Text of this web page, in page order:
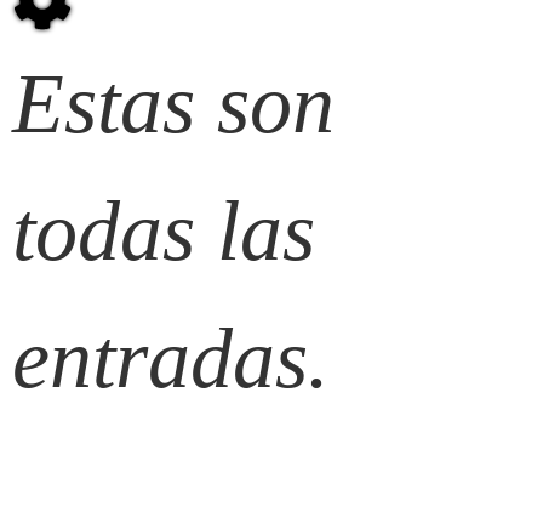
Estas son
todas las
entradas.